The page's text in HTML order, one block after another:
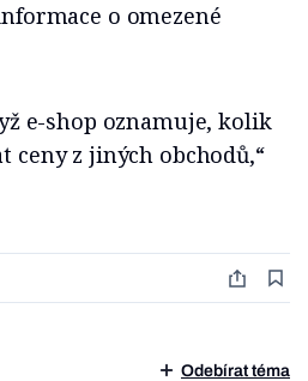
o omezené
e-shop oznamuje, kolik
ceny z jiných obchodů,“
Odebírat téma